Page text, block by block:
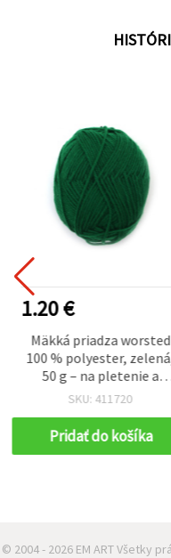
1.20 €
Mäkká priadza worsted
100 % polyester,
50 g – na pletenie a
kreatívne tvorenie
SKU: 411720
Pridať do košíka
© 2004 - 2026 EM ART Všetky